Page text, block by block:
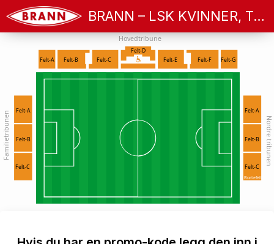
BRANN – LSK KVINNER, TOPPSERIEN FOR KVINNER 2026
Felt-A Felt-B Felt-C
Felt-D
Felt-E Felt-F Felt-G
Felt-A
Felt-B
Felt-C
Felt-A
Felt-B
Felt-C
Hovedtribune
Familietribunen Nordre tribunen
Bortefelt